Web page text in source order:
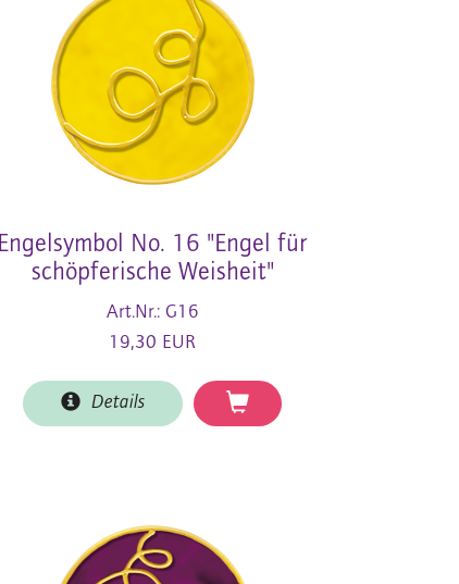
Engelsymbol No. 16 "Engel für
schöpferische Weisheit"
Art.Nr.: G16
19,30 EUR
Details